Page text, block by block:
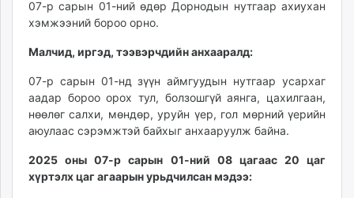
ikon.mn
Livetv.mn
24tsag.mn
shuud.mn
eagle.mn
07-р сарын 01-ний өдөр Дорнодын нутгаар ахиухан
хэмжээний бороо орно.
Малчид, иргэд, тээвэрчдийн анхааралд:
07-р сарын 01-нд зүүн аймгуудын нутгаар усархаг
аадар бороо орох тул, болзошгүй аянга, цахилгаан,
нөөлөг салхи, мөндөр, уруйн үер, гол мөрний үерийн
аюулаас сэрэмжтэй байхыг анхааруулж байна.
2025 оны 07-р сарын 01-ний 08 цагаас 20 цаг
хүртэлх цаг агаарын урьдчилсан мэдээ: